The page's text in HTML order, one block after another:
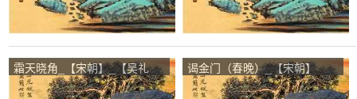
霜天晓角_【宋朝】_【吴礼
之】
谒金门（春晚）_【宋朝】
_【吴礼之】